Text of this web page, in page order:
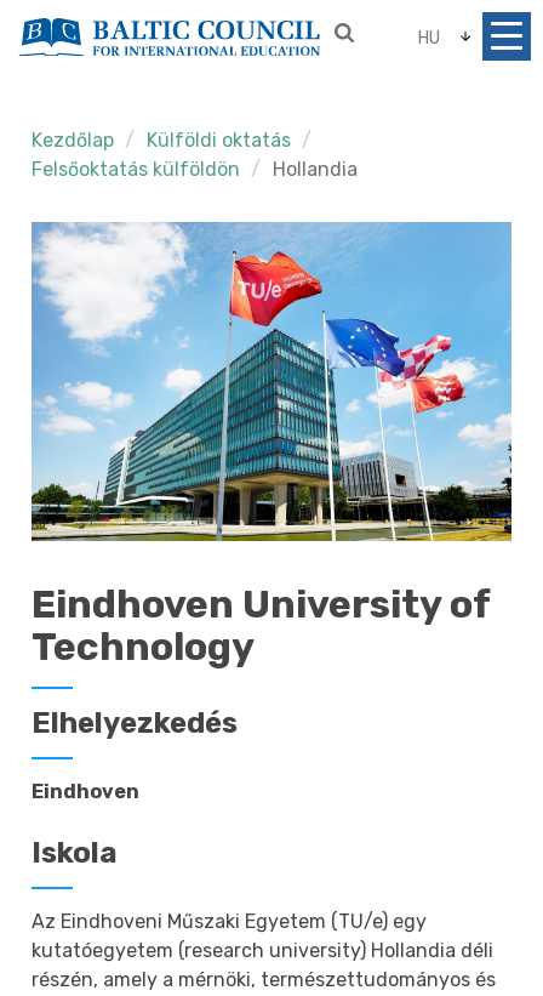
HU
Kezdőlap
Külföldi oktatás
Felsőoktatás külföldön
Hollandia
Eindhoven University of
Technology
Elhelyezkedés
Eindhoven
Iskola
Az Eindhoveni Műszaki Egyetem (TU/e) egy
kutatóegyetem (research university) Hollandia déli
részén, amely a mérnöki, természettudományos és